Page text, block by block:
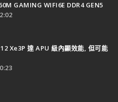
GAMING WIFI6E DDR4 GEN5
Xe3P 達 APU 級內顯效能, 但可能